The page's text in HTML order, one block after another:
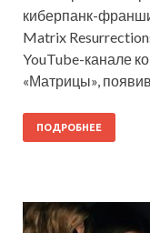
киберпанк-
Matrix
YouTube-канале
«Матрицы»,
ПОДРОБНЕЕ